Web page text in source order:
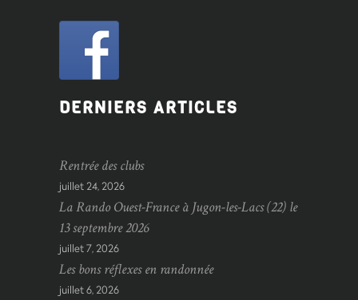
DERNIERS ARTICLES
Rentrée des clubs
juillet 24, 2026
La Rando Ouest-France à Jugon-les-Lacs (22) le
13 septembre 2026
juillet 7, 2026
Les bons réflexes en randonnée
juillet 6, 2026